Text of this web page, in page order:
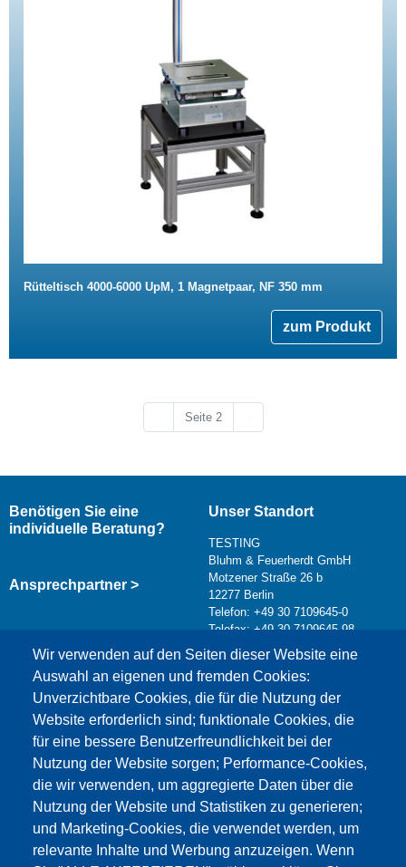
Rütteltisch 4000-6000 UpM, 1 Magnetpaar, NF 350 mm
zum Produkt
Vorherige Seite
Seite 2
Wir verwenden auf den Seiten dieser Website eine
Auswahl an eigenen und fremden Cookies:
Unverzichtbare Cookies, die für die Nutzung der
Website erforderlich sind; funktionale Cookies, die
für eine bessere Benutzerfreundlichkeit bei der
Nutzung der Website sorgen; Performance-Cookies,
die wir verwenden, um aggregierte Daten über die
Nutzung der Website und Statistiken zu generieren;
und Marketing-Cookies, die verwendet werden, um
relevante Inhalte und Werbung anzuzeigen. Wenn
Benötigen Sie eine
individuelle Beratung?
Ansprechpartner >
Unser Standort
TESTING
Bluhm & Feuerherdt GmbH
Motzener Straße 26 b
12277 Berlin
Telefon: +49 30 7109645-0
Telefax: +49 30 7109645-98
info@testing.de
Dieser Inhalt ist blockiert, da die Google Maps
Cookies nicht akzeptiert wurden.
NUR DIE GOOGLE MAPS COOKIES